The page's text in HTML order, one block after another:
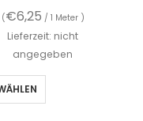
(€6,25 / 1 Meter )
Lieferzeit: nicht
angegeben